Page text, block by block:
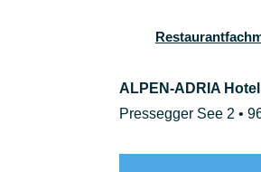
ALPEN-ADRIA Hotel
Pressegger See 2 •